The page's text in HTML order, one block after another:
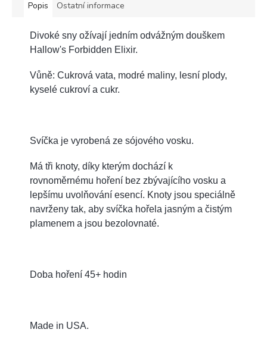
Popis Ostatní informace
Divoké sny ožívají jedním odvážným douškem
Hallow's Forbidden Elixir.
Vůně: Cukrová vata, modré maliny, lesní plody,
kyselé cukroví a cukr.
Svíčka je vyrobená ze sójového vosku.
Má tři knoty, díky kterým dochází k
rovnoměrnému hoření bez zbývajícího vosku a
lepšímu uvolňování esencí. Knoty jsou speciálně
navrženy tak, aby svíčka hořela jasným a čistým
plamenem a jsou bezolovnaté.
Doba hoření 45+ hodin
Made in USA.